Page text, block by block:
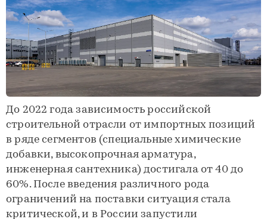
До 2022 года зависимость российской
строительной отрасли от импортных позиций
в ряде сегментов (специальные химические
добавки, высокопрочная арматура,
инженерная сантехника) достигала от 40 до
60%. После введения различного рода
ограничений на поставки ситуация стала
критической, и в России запустили